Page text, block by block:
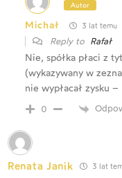
Autor
Michał 3 lat temu
Reply to Rafał
Nie, spółka płaci z
(wykazywany w
nie wypłacał zysku
0
Renata Janik 3 lat